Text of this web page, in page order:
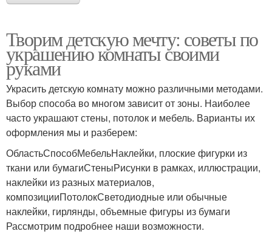
Творим детскую мечту: советы по
украшению комнаты своими
руками
Украсить детскую комнату можно различными методами.
Выбор способа во многом зависит от зоны. Наиболее
часто украшают стены, потолок и мебель. Варианты их
оформления мы и разберем:
ОбластьСпособМебельНаклейки, плоские фигурки из
ткани или бумагиСтеныРисунки в рамках, иллюстрации,
наклейки из разных материалов,
композицииПотолокСветодиодные или обычные
наклейки, гирлянды, объемные фигуры из бумаги
Рассмотрим подробнее наши возможности.